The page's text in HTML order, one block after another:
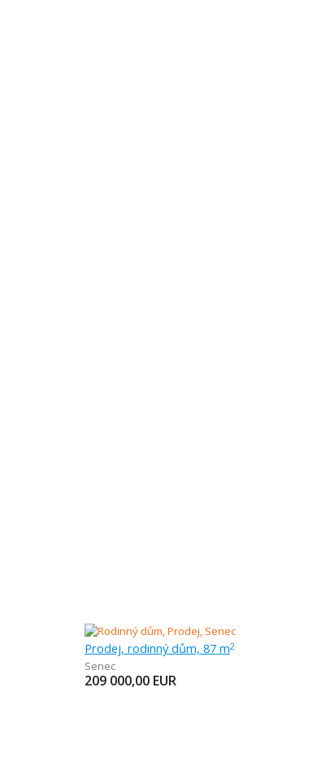
Prodej, rodinný dům, 87 m2
Senec
209 000,00 EUR